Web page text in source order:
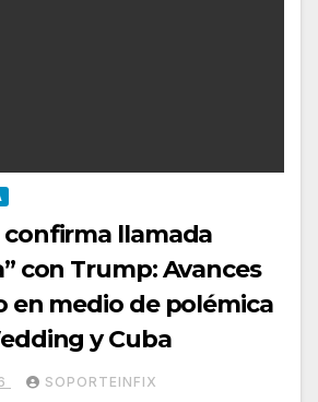
llamada
con Trump: Avances
en medio de polémica
y Cuba
SOPORTEINFIX